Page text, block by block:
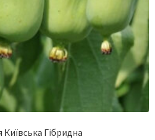
Київська Гібридна